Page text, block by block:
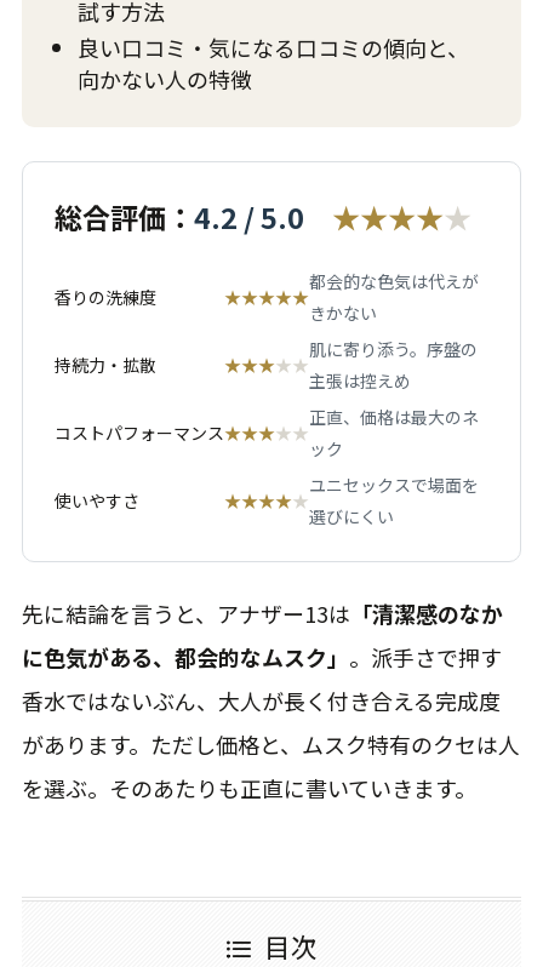
試す方法
良い口コミ・気になる口コミの傾向と、
向かない人の特徴
総合評価： 4.2 / 5.0 ★★★★★
香りの洗練度 ★★★★★
都会的な色気は代えが
きかない
持続力・拡散 ★★★★★
肌に寄り添う。序盤の
主張は控えめ
コストパフォーマンス★★★★★
正直、価格は最大のネ
ック
使いやすさ ★★★★★
ユニセックスで場面を
選びにくい
先に結論を言うと、アナザー13は 「清潔感のなか
に色気がある、都会的なムスク」 。派手さで押す
香水ではないぶん、大人が長く付き合える完成度
があります。ただし価格と、ムスク特有のクセは人
を選ぶ。そのあたりも正直に書いていきます。
目次